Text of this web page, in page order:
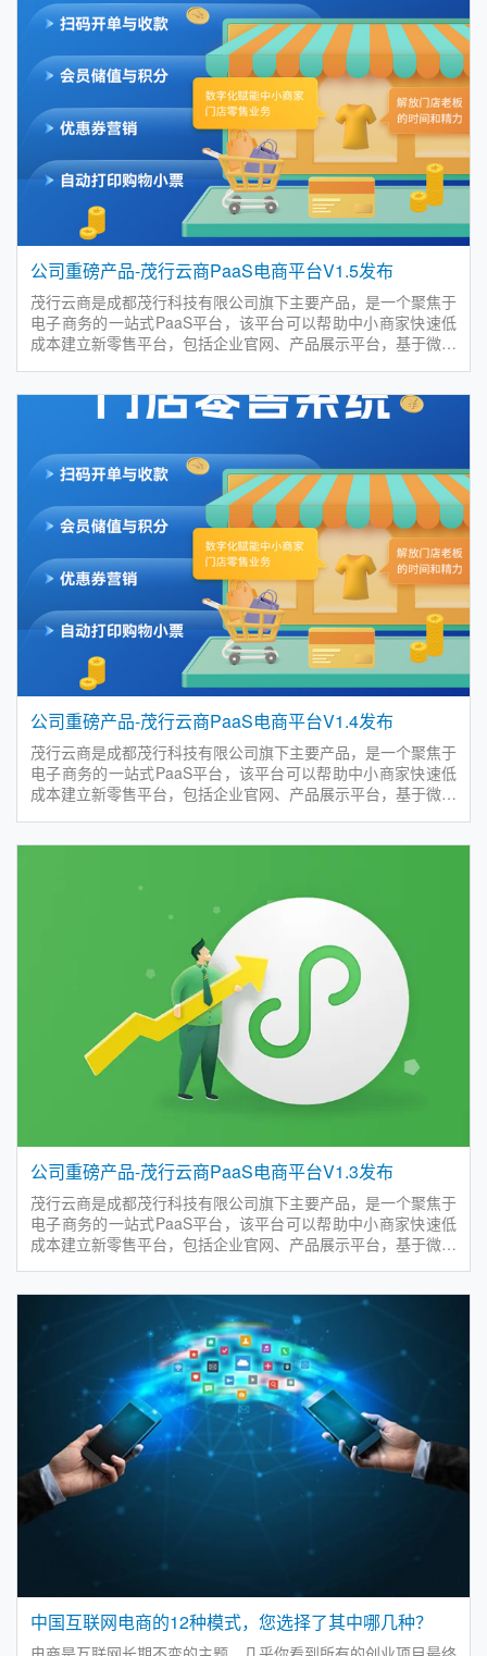
公司重磅产品-茂行云商PaaS电商平台V1.5发布
茂行云商是成都茂行科技有限公司旗下主要产品，是一个聚焦于
电子商务的一站式PaaS平台，该平台可以帮助中小商家快速低
成本建立新零售平台，包括企业官网、产品展示平台，基于微信
快速传播以及业务的持续增长。
公司重磅产品-茂行云商PaaS电商平台V1.4发布
茂行云商是成都茂行科技有限公司旗下主要产品，是一个聚焦于
电子商务的一站式PaaS平台，该平台可以帮助中小商家快速低
成本建立新零售平台，包括企业官网、产品展示平台，基于微信
公司重磅产品-茂行云商PaaS电商平台V1.3发布
茂行云商是成都茂行科技有限公司旗下主要产品，是一个聚焦于
电子商务的一站式PaaS平台，该平台可以帮助中小商家快速低
成本建立新零售平台，包括企业官网、产品展示平台，基于微信
中国互联网电商的12种模式，您选择了其中哪几种？